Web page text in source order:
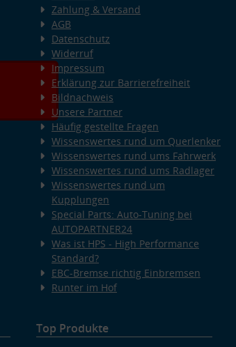
Zahlung & Versand
AGB
Datenschutz
Widerruf
Impressum
Erklärung zur Barrierefreiheit
Bildnachweis
Unsere Partner
Häufig gestellte Fragen
Wissenswertes rund um Querlenker
Wissenswertes rund ums Fahrwerk
Wissenswertes rund ums Radlager
Wissenswertes rund um
Kupplungen
Special Parts: Auto-Tuning bei
AUTOPARTNER24
Was ist HPS - High Performance
Standard?
EBC-Bremse richtig Einbremsen
Runter im Hof
Top Produkte